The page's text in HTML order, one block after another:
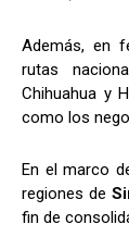
Además, en
rutas
Chihuahua y
como los
En el marco
regiones de
fin de